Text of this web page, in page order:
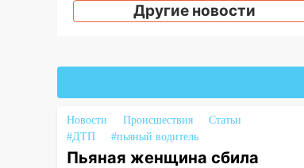
ребёнком на улице Федерации
улице Федерации: возбуждено
11:16
В Ульяновске ищут 37-
летнего мужчину, пропавшего
ещё 19 июля
Другие новости
Новости Происшествия
Статьи
#ДТП
#пьяный водитель
Пьяная женщина сбила